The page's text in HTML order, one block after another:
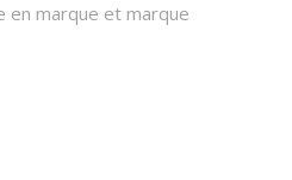
en marque et marque